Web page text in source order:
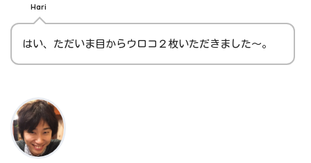
Hari
はい、ただいま目からウロコ２枚いただきました～。